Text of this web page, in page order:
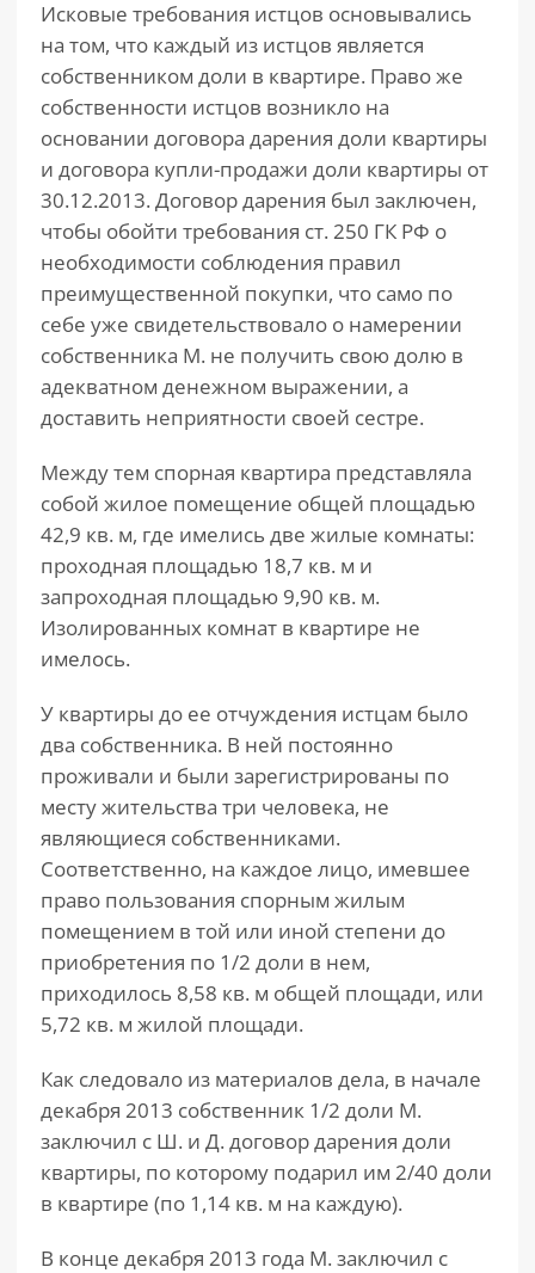
Исковые требования истцов основывались
на том, что каждый из истцов является
собственником доли в квартире. Право же
собственности истцов возникло на
основании договора дарения доли квартиры
и договора купли-продажи доли квартиры от
30.12.2013. Договор дарения был заключен,
чтобы обойти требования ст. 250 ГК РФ о
необходимости соблюдения правил
преимущественной покупки, что само по
себе уже свидетельствовало о намерении
собственника М. не получить свою долю в
адекватном денежном выражении, а
доставить неприятности своей сестре.
Между тем спорная квартира представляла
собой жилое помещение общей площадью
42,9 кв. м, где имелись две жилые комнаты:
проходная площадью 18,7 кв. м и
запроходная площадью 9,90 кв. м.
Изолированных комнат в квартире не
имелось.
У квартиры до ее отчуждения истцам было
два собственника. В ней постоянно
проживали и были зарегистрированы по
месту жительства три человека, не
являющиеся собственниками.
Соответственно, на каждое лицо, имевшее
право пользования спорным жилым
помещением в той или иной степени до
приобретения по 1/2 доли в нем,
приходилось 8,58 кв. м общей площади, или
5,72 кв. м жилой площади.
Как следовало из материалов дела, в начале
декабря 2013 собственник 1/2 доли М.
заключил с Ш. и Д. договор дарения доли
квартиры, по которому подарил им 2/40 доли
в квартире (по 1,14 кв. м на каждую).
В конце декабря 2013 года М. заключил с